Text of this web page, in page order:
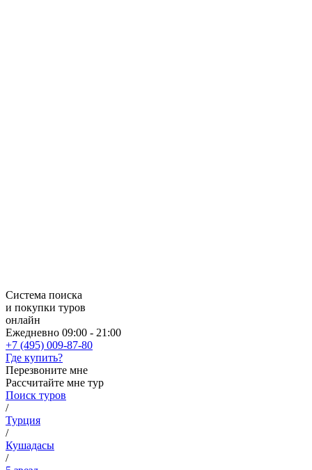
Система поиска
и покупки туров
онлайн
Ежедневно 09:00 - 21:00
+7 (495) 009-87-80
Где купить?
Перезвоните мне
Рассчитайте мне тур
Поиск туров
/
Турция
/
Кушадасы
/